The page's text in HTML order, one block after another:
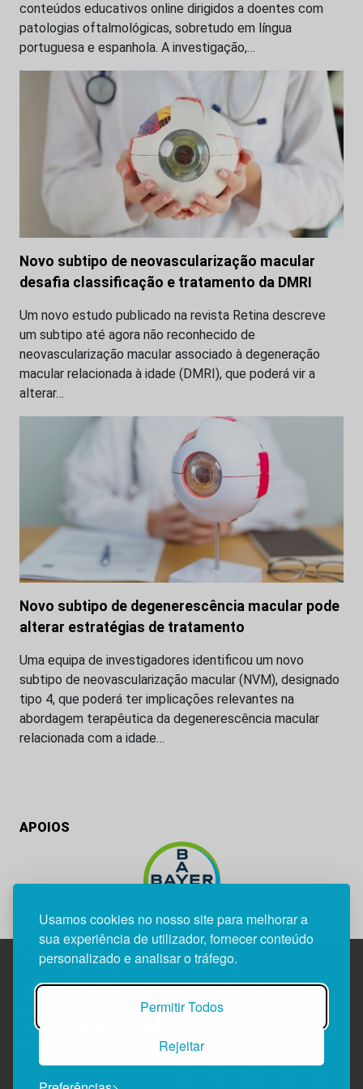
Usamos cookies no nosso site para melhorar a
sua experiência de utilizador, fornecer conteúdo
personalizado e analisar o tráfego.
Permitir Todos
Rejeitar
conteúdos educativos online dirigidos a doentes com
patologias oftalmológicas, sobretudo em língua
portuguesa e espanhola. A investigação,…
Novo subtipo de neovascularização macular
desafia classificação e tratamento da DMRI
Um novo estudo publicado na revista Retina descreve
um subtipo até agora não reconhecido de
neovascularização macular associado à degeneração
macular relacionada à idade (DMRI), que poderá vir a
alterar…
Novo subtipo de degenerescência macular pode
alterar estratégias de tratamento
Uma equipa de investigadores identificou um novo
subtipo de neovascularização macular (NVM), designado
tipo 4, que poderá ter implicações relevantes na
abordagem terapêutica da degenerescência macular
relacionada com a idade…
APOIOS
Edif. Lisboa Oriente | Av. Infante D. Henrique, n.º 333H, esc.
1800-282 Lisboa | Portugal